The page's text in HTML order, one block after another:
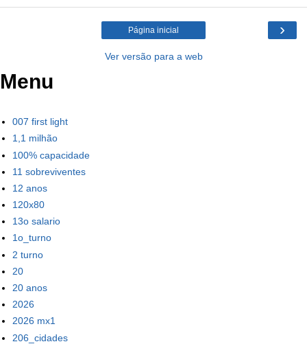
›
Página inicial
Ver versão para a web
Menu
007 first light
1,1 milhão
100% capacidade
11 sobreviventes
12 anos
120x80
13o salario
1o_turno
2 turno
20
20 anos
2026
2026 mx1
206_cidades